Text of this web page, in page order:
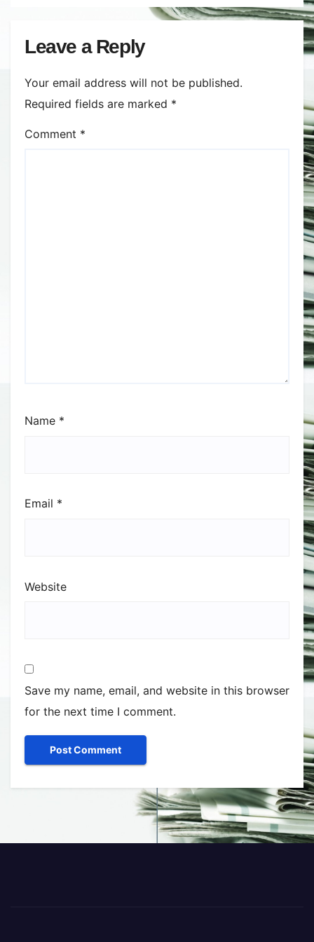
secetei, dar și al temerilor că
războiul din Ucraina va perturba
din nou exporturile prin Marea
Neagră.
Leave a Reply
Your email address will not be published.
Required fields are marked *
Comment *
Name *
Email *
Website
Save my name, email, and website in this browser
for the next time I comment.